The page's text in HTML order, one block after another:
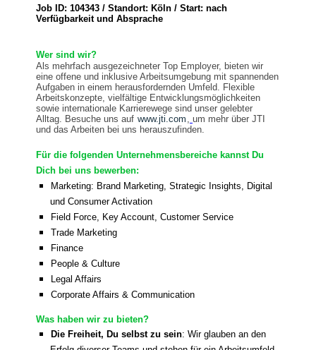
Job ID: 104343 / Standort: Köln / Start: nach
Verfügbarkeit und Absprache
Wer sind wir?
Als mehrfach ausgezeichneter Top Employer, bieten wir
eine offene und inklusive Arbeitsumgebung mit spannenden
Aufgaben in einem herausfordernden Umfeld. Flexible
Arbeitskonzepte, vielfältige Entwicklungsmöglichkeiten
sowie internationale Karrierewege sind unser gelebter
Alltag. Besuche uns auf www.jti.com
um mehr über JTI
und das Arbeiten bei uns herauszufinden.
Für die folgenden Unternehmensbereiche kannst Du
Dich bei uns bewerben:
Marketing: Brand Marketing, Strategic Insights, Digital
und Consumer Activation
Field Force, Key Account, Customer Service
Trade Marketing
Finance
People & Culture
Legal Affairs
Corporate Affairs & Communication
Was haben wir zu bieten?
Die Freiheit, Du selbst zu sein: Wir glauben an den